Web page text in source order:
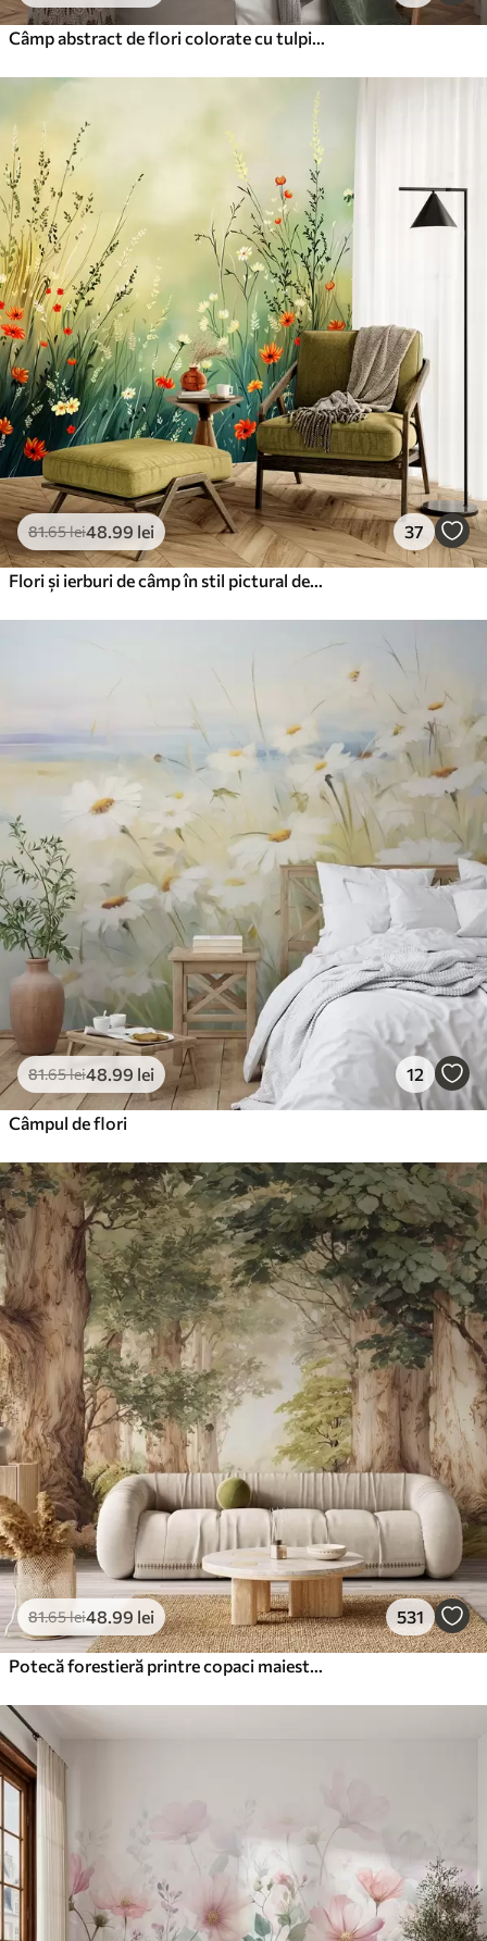
81.65lei48 .99 lei 37
81.65lei48 .99 lei 12
Câmpul de flori
81.65lei48 .99 lei 531